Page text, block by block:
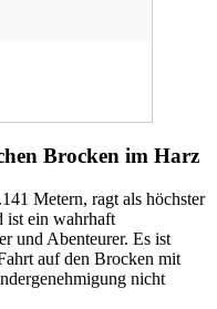
Brocken im Harz
Metern, ragt als höchster
ist ein wahrhaft
und Abenteurer. Es ist
auf den Brocken mit
nicht